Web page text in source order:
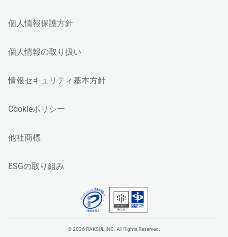
個人情報保護方針
個人情報の取り扱い
情報セキュリティ基本方針
Cookieポリシー
他社商標
ESGの取り組み
© 2026 RAKSUL INC. All Rights Reserved.